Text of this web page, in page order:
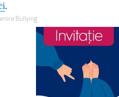
.
Bullying